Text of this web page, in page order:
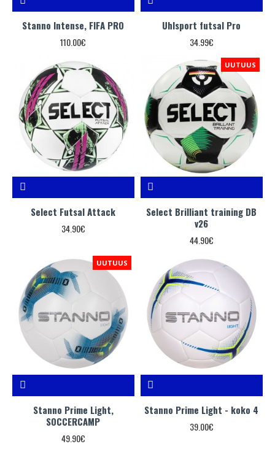
Stanno Intense, FIFA PRO
110.00€
Uhlsport futsal Pro
34.99€
Select Futsal Attack
34.90€
UUTUUS
Select Brilliant training DB
v26
44.90€
UUTUUS
Stanno Prime Light,
SOCCERCAMP
49.90€
Stanno Prime Light - koko 4
39.00€